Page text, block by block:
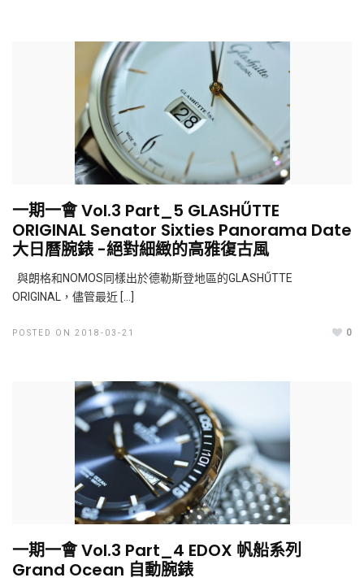
一期一會 Vol.3 Part_5 GLASHŰTTE
ORIGINAL Senator Sixties Panorama Date
大日曆腕錶 -絕對細緻的高雅復古風
與朗格和NOMOS同樣出於德勒斯登地區的GLASHŰTTE
ORIGINAL，儘管最近 […]
POSTED ON 2018-03-21 0
一期一會 Vol.3 Part_4 EDOX 帆船系列
Grand Ocean 自動腕錶